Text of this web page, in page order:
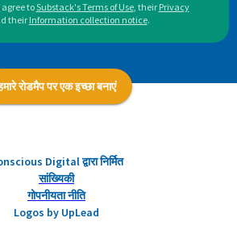
toSubstack's Terms of Use, their Privacy
their Information collection notice.
रोडमैप पर एक इच्छा बनाएं
Digital द्वारा निर्मित
सांख्यिकी
गोपनीयता नीति
Logos by UpLead